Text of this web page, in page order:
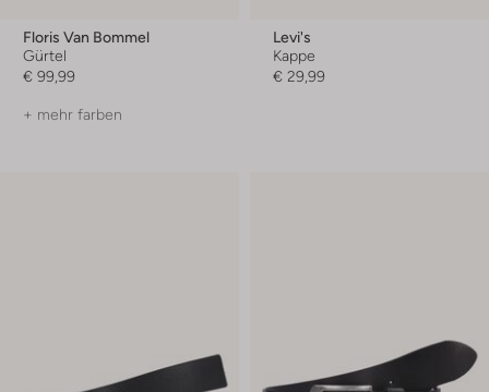
Floris Van Bommel
Gürtel
€ 99,99
+ mehr farben
Levi's
Kappe
€ 29,99